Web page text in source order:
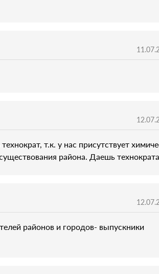
т.к. у нас присутствует
района. Даешь
районов и городов- выпускники